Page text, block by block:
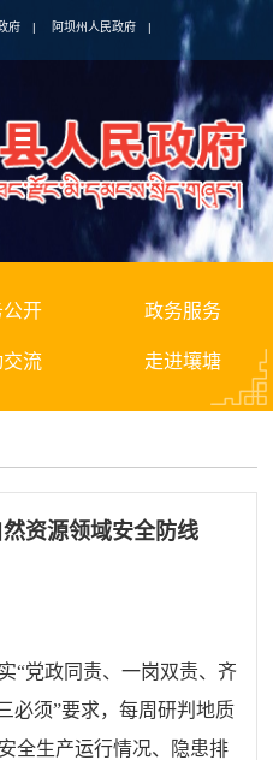
府 | 阿坝州人民政府 |
开 政务服务
交流 走进壤塘
资源领域安全防线
“党政同责、一岗双责、齐
必须”要求，每周研判地质
全生产运行情况、隐患排